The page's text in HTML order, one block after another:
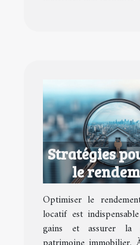
Stratégies
le
Optimiser le
locatif est
gains et assurer la